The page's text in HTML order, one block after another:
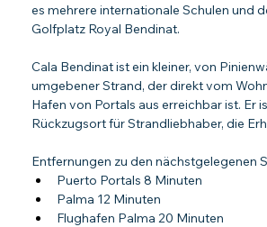
es mehrere internationale Schulen und
Golfplatz Royal Bendinat.
Cala Bendinat ist ein kleiner, von
umgebener Strand, der direkt vom
Hafen von Portals aus erreichbar ist. Er
Rückzugsort für Strandliebhaber, die
Entfernungen zu den nächstgelegenen
Puerto Portals 8 Minuten
Palma 12 Minuten
Flughafen Palma 20 Minuten